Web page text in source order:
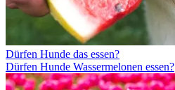
Dürfen Hunde das essen?
Dürfen Hunde Wassermelonen essen?